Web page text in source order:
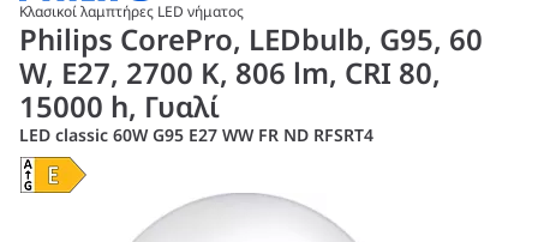
Κλασικοί λαμπτήρες LED νήματος
Philips CorePro, LEDbulb, G95, 60
W, E27, 2700 K, 806 lm, CRI 80,
15000 h, Γυαλί
LED classic 60W G95 E27 WW FR ND RFSRT4